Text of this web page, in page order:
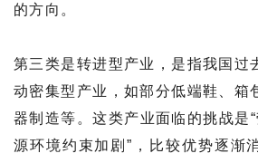
的方向。
第三类是转进型产业，是指我国过
动密集型产业，如部分低端鞋、箱
器制造等。这类产业面临的挑战是
源环境约束加剧”，比较优势逐渐